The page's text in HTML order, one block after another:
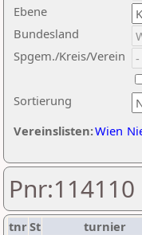
Ebene
Sortierung
Bundesland
Spgem./Kreis/Verein
Vereinslisten:Wien
tnrSt turnier